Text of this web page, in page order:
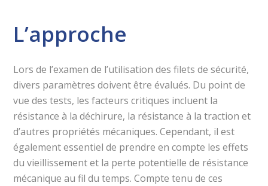
L’approche
Lors de l’examen de l’utilisation des filets de sécurité,
divers paramètres doivent être évalués. Du point de
vue des tests, les facteurs critiques incluent la
résistance à la déchirure, la résistance à la traction et
d’autres propriétés mécaniques. Cependant, il est
également essentiel de prendre en compte les effets
du vieillissement et la perte potentielle de résistance
mécanique au fil du temps. Compte tenu de ces